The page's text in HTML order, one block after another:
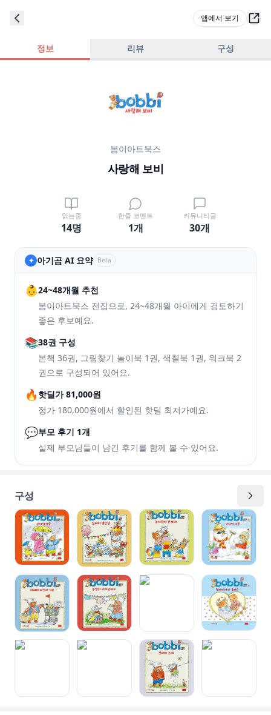
앱에서 보기
정보 리뷰 구성
봄이아트북스
사랑해 보비
읽는중
14명
한줄 코멘트
1개
커뮤니티글
30개
✦ 아기곰 AI 요약 Beta
👶24~48개월 추천
봄이아트북스 전집으로, 24~48개월 아이에게 검토하기
좋은 후보예요.
📚38권 구성
본책 36권, 그림찾기 놀이북 1권, 색칠북 1권, 워크북 2
권으로 구성되어 있어요.
🔥 핫딜가 81,000원
정가 180,000원에서 할인된 핫딜 최저가예요.
💬부모 후기 1개
실제 부모님들이 남긴 후기를 함께 볼 수 있어요.
구성